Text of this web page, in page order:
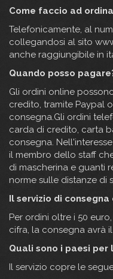
Come faccio ad
Telefonicamente, al
collegandosi al sito
anche raggiungibile in
Quando posso
Gli ordini online
credito, tramite Paypal
consegna.Gli ordini
carda di credito, carta
consegna.
il membro dello staff
di mascherina e guanti
norme sulle distanze di
Il servizio di
Per ordini oltre i 50
cifra, la consegna avrà
Quali sono i paesi per
Il servizio copre le